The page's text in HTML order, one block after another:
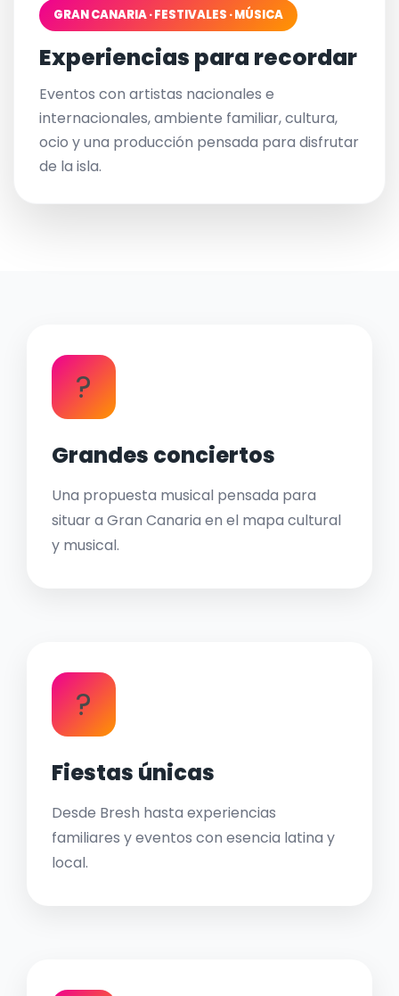
GRAN CANARIA · FESTIVALES · MÚSICA
Experiencias para recordar
Eventos con artistas nacionales e
internacionales, ambiente familiar, cultura,
ocio y una producción pensada para disfrutar
de la isla.
?
Grandes conciertos
Una propuesta musical pensada para
situar a Gran Canaria en el mapa cultural
y musical.
?
Fiestas únicas
Desde Bresh hasta experiencias
familiares y eventos con esencia latina y
local.